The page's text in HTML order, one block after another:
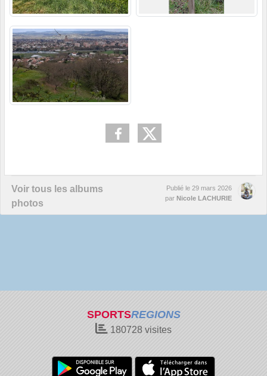
Voir tous les albums
photos
Publié le 29 mars 2026
par Nicole LACHURIE
SPORTSREGIONS
180728 visites